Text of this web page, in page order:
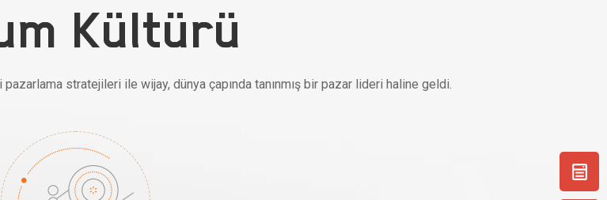
Kültürü
stratejileri ile wijay, dünya çapında tanınmış bir pazar lideri haline geldi.